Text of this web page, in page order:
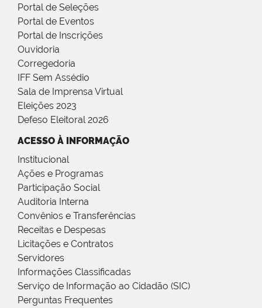
Portal de Seleções
Portal de Eventos
Portal de Inscrições
Ouvidoria
Corregedoria
IFF Sem Assédio
Sala de Imprensa Virtual
Eleições 2023
Defeso Eleitoral 2026
ACESSO À INFORMAÇÃO
Institucional
Ações e Programas
Participação Social
Auditoria Interna
Convênios e Transferências
Receitas e Despesas
Licitações e Contratos
Servidores
Informações Classificadas
Serviço de Informação ao Cidadão (SIC)
Perguntas Frequentes